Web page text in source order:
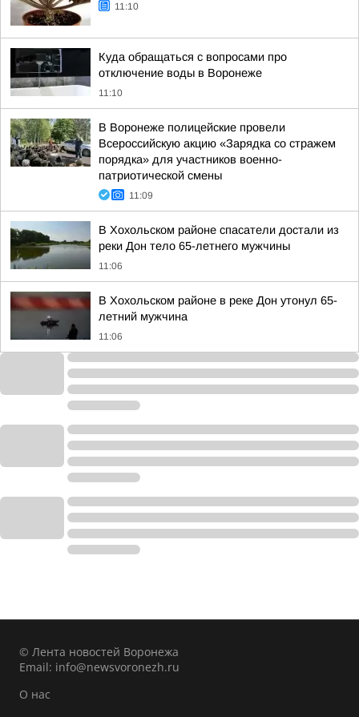
11:10
Куда обращаться с вопросами про
отключение воды в Воронеже
11:10
В Воронеже полицейские провели
Всероссийскую акцию «Зарядка со стражем
порядка» для участников военно-
патриотической смены
11:09
В Хохольском районе спасатели достали из
реки Дон тело 65-летнего мужчины
11:06
В Хохольском районе в реке Дон утонул 65-
летний мужчина
11:06
© Лента новостей Воронежа
Email: info@newsvoronezh.ru
О нас